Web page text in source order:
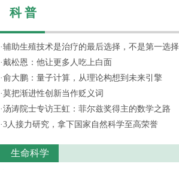
科 普
·辅助生殖技术是治疗的最后选择，不是第一选择
·戴松恩：他让更多人吃上白面
·俞大鹏：量子计算，从理论构想到未来引擎
·莫把渐进性创新当作贬义词
·汤涛院士专访王虹：菲尔兹奖得主的数学之路
·3人接力研究，拿下国家自然科学至高荣誉
生命科学